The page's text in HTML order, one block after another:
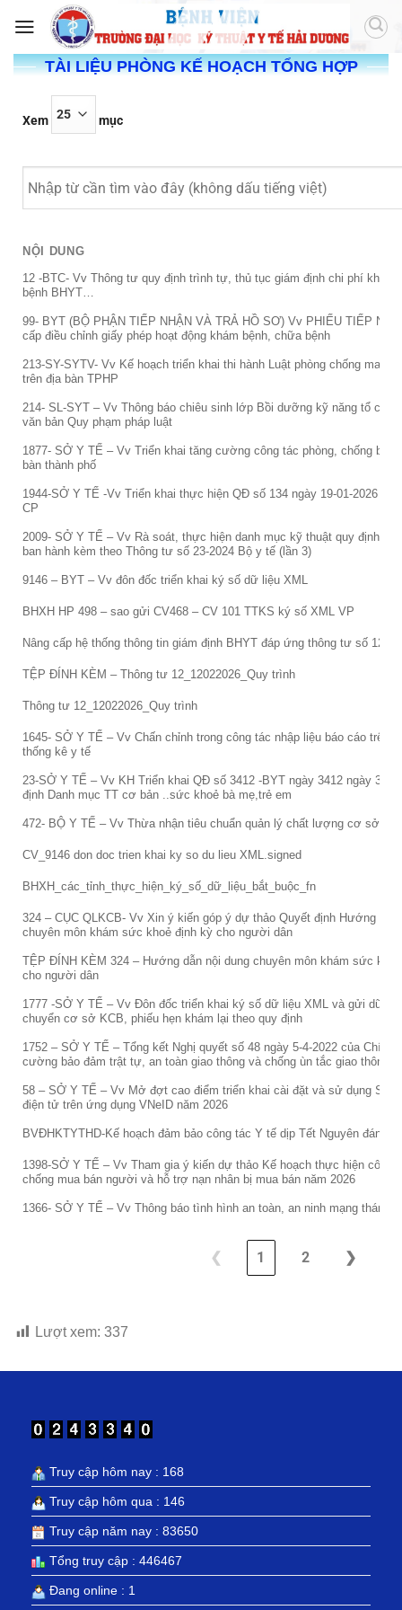
TÀI LIỆU PHÒNG KẾ HOẠCH TỔNG HỢP
Xem mục
NỘI DUNG
NỘI DUNG
12 -BTC- Vv Thông tư quy định trình tự, thủ tục giám định chi phí khms
bệnh BHYT…
99- BYT (BỘ PHẬN TIẾP NHẬN VÀ TRẢ HỒ SƠ) Vv PHIẾU TIẾP
cấp điều chỉnh giấy phép hoạt động khám bệnh, chữa bệnh
213-SY-SYTV- Vv Kế hoạch triển khai thi hành Luật phòng chống ma
trên địa bàn TPHP
214- SL-SYT – Vv Thông báo chiêu sinh lớp Bồi dưỡng kỹ năng tổ
văn bản Quy phạm pháp luật
1877- SỞ Y TẾ – Vv Triển khai tăng cường công tác phòng, chống
bàn thành phố
1944-SỞ Y TẾ -Vv Triển khai thực hiện QĐ số 134 ngày 19-01-2026
CP
2009- SỞ Y TẾ – Vv Rà soát, thực hiện danh mục kỹ thuật quy định tại
ban hành kèm theo Thông tư số 23-2024 Bộ y tế (lần 3)
9146 – BYT – Vv đôn đốc triển khai ký số dữ liệu XML
BHXH HP 498 – sao gửi CV468 – CV 101 TTKS ký số XML VP
Nâng cấp hệ thống thông tin giám định BHYT đáp ứng thông tư số
TỆP ĐÍNH KÈM – Thông tư 12_12022026_Quy trình
Thông tư 12_12022026_Quy trình
1645- SỞ Y TẾ – Vv Chấn chỉnh trong công tác nhập liệu báo cáo trên
thống kê y tế
23-SỞ Y TẾ – Vv KH Triển khai QĐ số 3412 -BYT ngày 3412 ngày 3-
định Danh mục TT cơ bản ..sức khoẻ bà mẹ,trẻ em
472- BỘ Y TẾ – Vv Thừa nhận tiêu chuẩn quản lý chất lượng cơ sở
CV_9146 don doc trien khai ky so du lieu XML.signed
BHXH_các_tỉnh_thực_hiện_ký_số_dữ_liệu_bắt_buộc_fn
324 – CỤC QLKCB- Vv Xin ý kiến góp ý dự thảo Quyết định Hướng dẫn
chuyên môn khám sức khoẻ định kỳ cho người dân
TỆP ĐÍNH KÈM 324 – Hướng dẫn nội dung chuyên môn khám sức
cho người dân
1777 -SỞ Y TẾ – Vv Đôn đốc triển khai ký số dữ liệu XML và gửi dữ
chuyển cơ sở KCB, phiếu hẹn khám lại theo quy định
1752 – SỞ Y TẾ – Tổng kết Nghị quyết số 48 ngày 5-4-2022 của Chính
cường bảo đảm trật tự, an toàn giao thông và chống ùn tắc giao thông
58 – SỞ Y TẾ – Vv Mở đợt cao điểm triển khai cài đặt và sử dụng Sổ
điện tử trên ứng dụng VNeID năm 2026
BVĐHKTYTHD-Kế hoạch đảm bảo công tác Y tế dịp Tết Nguyên đán
1398-SỞ Y TẾ – Vv Tham gia ý kiến dự thảo Kế hoạch thực hiện công
chống mua bán người và hỗ trợ nạn nhân bị mua bán năm 2026
1366- SỞ Y TẾ – Vv Thông báo tình hình an toàn, an ninh mạng tháng
❮ 1 2 ❯
Lượt xem: 337
Truy cập hôm nay : 168
Truy cập hôm qua : 146
Truy cập năm nay : 83650
Tổng truy cập : 446467
Đang online : 1